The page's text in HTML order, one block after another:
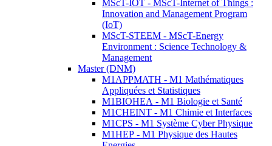
MScT-IOT - MScT-Internet of Things :
Innovation and Management Program
(IoT)
MScT-STEEM - MScT-Energy
Environment : Science Technology &
Management
Master (DNM)
M1APPMATH - M1 Mathématiques
Appliquées et Statistiques
M1BIOHEA - M1 Biologie et Santé
M1CHEINT - M1 Chimie et Interfaces
M1CPS - M1 Système Cyber Physique
M1HEP - M1 Physique des Hautes